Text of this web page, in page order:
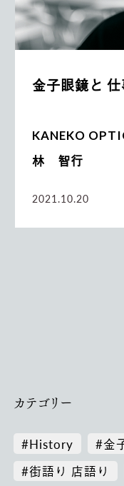
金子眼鏡と
KANEKO
林 智行
2021.10.20
カテゴリー
#History
#金
#街語り 店語り